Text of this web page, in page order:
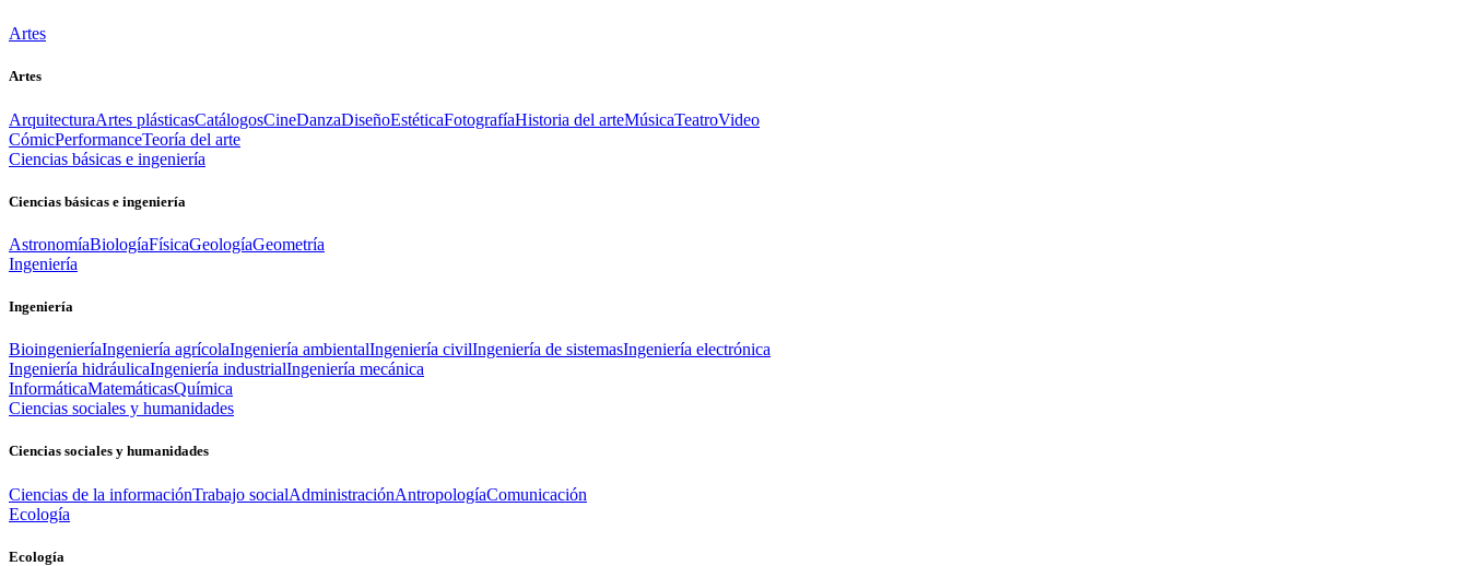
Artes
Artes
ArquitecturaArtes plásticasCatálogosCineDanzaDiseñoEstéticaFotografíaHistoria del arteMúsicaTeatroVideo
CómicPerformanceTeoría del arte
Ciencias básicas e ingeniería
Ciencias básicas e ingeniería
AstronomíaBiologíaFísicaGeologíaGeometría
Ingeniería
Ingeniería
BioingenieríaIngeniería agrícolaIngeniería ambientalIngeniería civilIngeniería de sistemasIngeniería electrónica
Ingeniería hidráulicaIngeniería industrialIngeniería mecánica
InformáticaMatemáticasQuímica
Ciencias sociales y humanidades
Ciencias sociales y humanidades
Ciencias de la informaciónTrabajo socialAdministraciónAntropologíaComunicación
Ecología
Ecología